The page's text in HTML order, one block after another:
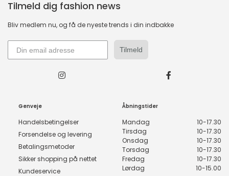
Tilmeld dig fashion news
Bliv medlem nu, og få de nyeste trends i din indbakke
Tilmeld
Genveje
Handelsbetingelser
Forsendelse og levering
Betalingsmetoder
Sikker shopping på nettet
Kundeservice
Åbningstider
Mandag
10-17.30
Tirsdag
10-17.30
Onsdag
10-17.30
Torsdag
10-17.30
Fredag
10-17.30
Lørdag
10-15.00